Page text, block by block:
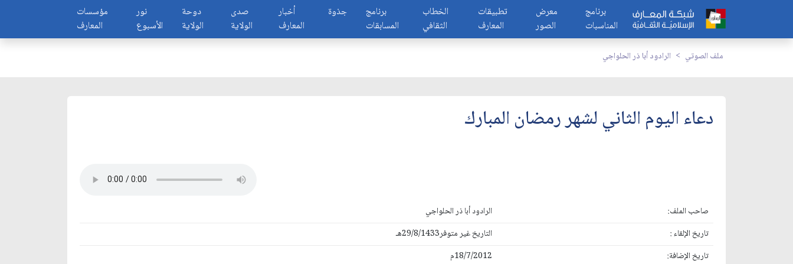
مؤسسات
المعارف
نور
الأسبوع
دوحة
الولاية
صدى
الولاية
أخبار
المعارف
جذوة
برنامج
المسابقات
الخطاب
الثقافي
تطبيقات
المعارف
معرض
الصور
برنامج
المناسبات
ملف الصوتي الرادود أبا ذر الحلواجي
دعاء اليوم الثاني لشهر رمضان المبارك
صاحب الملف:
الرادود أبا ذر الحلواجي
تاريخ الإلقاء :
التاريخ غير متوفر29/8/1433هـ
تاريخ الإضافة:
18/7/2012م